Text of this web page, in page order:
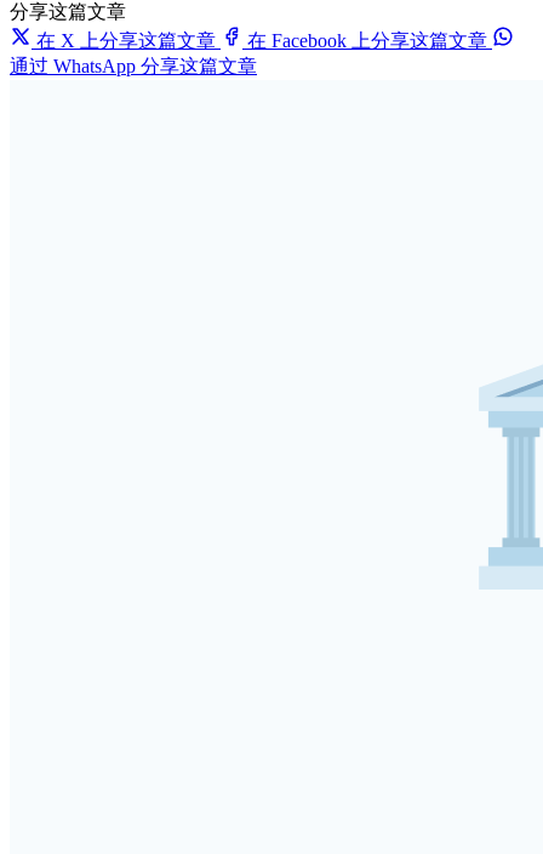
分享这篇文章
在 X 上分享这篇文章
在 Facebook 上分享这篇文章
通过 WhatsApp 分享这篇文章